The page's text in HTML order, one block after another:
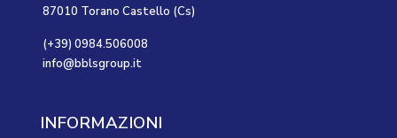
87010 Torano Castello (Cs)
(+39) 0984.506008
info@bblsgroup.it
INFORMAZIONI